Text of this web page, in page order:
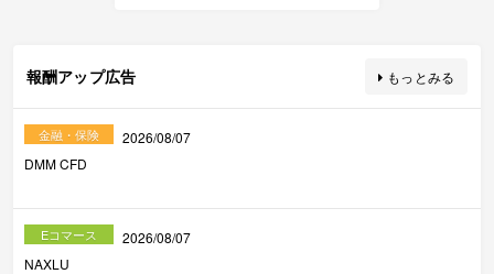
報酬アップ広告 もっとみる
金融・保険
2026/08/07
DMM CFD
Eコマース
2026/08/07
NAXLU